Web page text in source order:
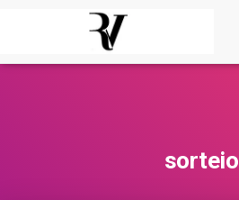
sorteio